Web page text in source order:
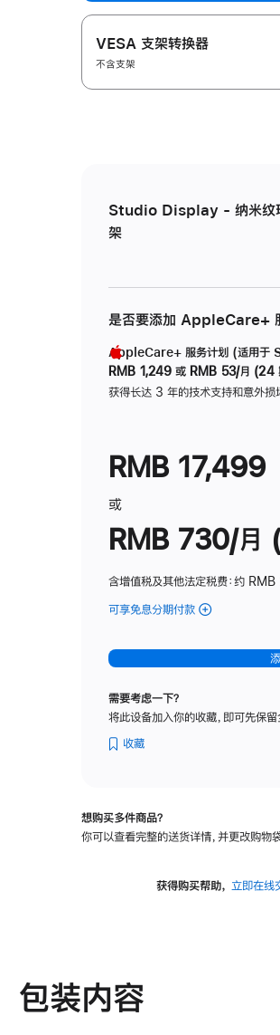
VESA 支架转换器
不含支架
Studio Display - 纳米纹
架
是否要添加 AppleCare+
AppleCare+ 服务计划 (适用
RMB 1,249 或 RMB 53/月 (24
获得长达 3 年的技术支持和意外损
RMB 17,499
或
RMB 730/月
含增值税及其他法定税费：约
可享免息分期付款 (Studio
-
纳
理
可
斜
需要考虑一下？
将此设备加入你的收藏，即可先保
收藏
想购买多件商品？
你可以查看完整的送货详情，并更改购物
获得购买帮助， 立即在线
包装内容